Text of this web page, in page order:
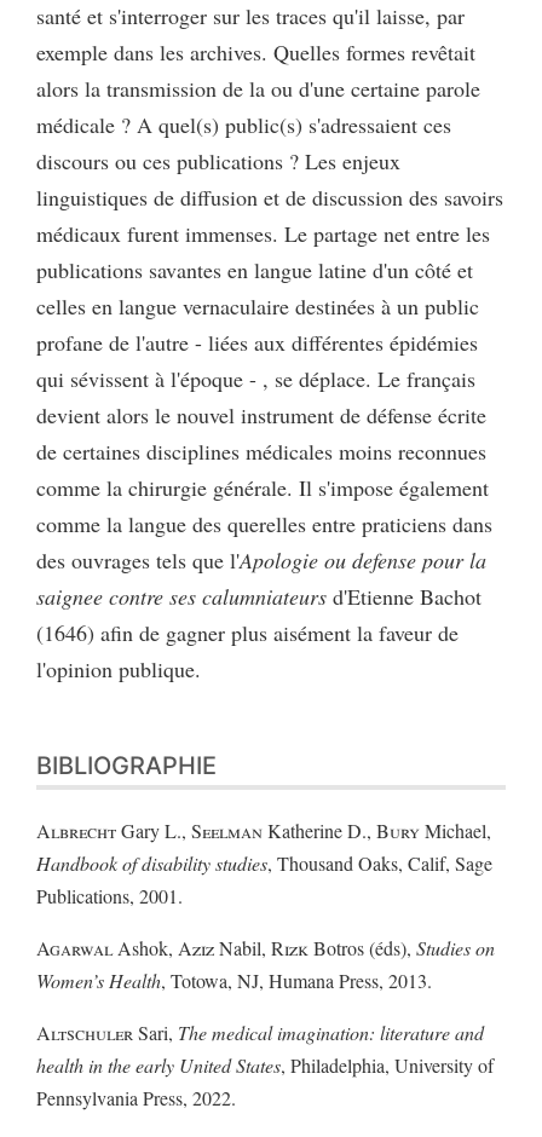
santé et s'interroger sur les traces qu'il laisse, par
exemple dans les archives. Quelles formes revêtait
alors la transmission de la ou d'une certaine parole
médicale ? A quel(s) public(s) s'adressaient ces
discours ou ces publications ? Les enjeux
linguistiques de diffusion et de discussion des savoirs
médicaux furent immenses. Le partage net entre les
publications savantes en langue latine d'un côté et
celles en langue vernaculaire destinées à un public
profane de l'autre - liées aux différentes épidémies
qui sévissent à l'époque - , se déplace. Le français
devient alors le nouvel instrument de défense écrite
de certaines disciplines médicales moins reconnues
comme la chirurgie générale. Il s'impose également
comme la langue des querelles entre praticiens dans
des ouvrages tels que l'Apologie ou defense pour la
saignee contre ses calumniateurs d'Etienne Bachot
(1646) afin de gagner plus aisément la faveur de
l'opinion publique.
BIBLIOGRAPHIE
AlbrechtGary L., SeelmanKatherine D., BuryMichael,
Handbook of disability studies, Thousand Oaks, Calif, Sage
Publications, 2001.
AgarwalAshok, AzizNabil, Rizk Botros (éds), Studies on
Women’s Health, Totowa, NJ, Humana Press, 2013.
Altschuler Sari, The medical imagination: literature and
health in the early United States, Philadelphia, University of
Pennsylvania Press, 2022.